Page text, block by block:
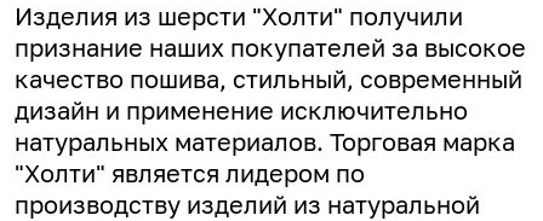
Изделия из шерсти "Холти" получили
признание наших покупателей за высокое
качество пошива, стильный, современный
дизайн и применение исключительно
натуральных материалов. Торговая марка
"Холти" является лидером по
производству изделий из натуральной